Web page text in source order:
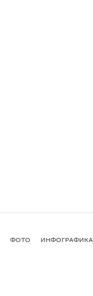
ФОТО ИНФОГРАФИКА